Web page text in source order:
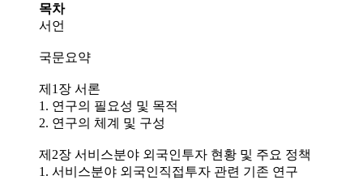
목차
서언
국문요약
제1장 서론
1. 연구의 필요성 및 목적
2. 연구의 체계 및 구성
제2장 서비스분야 외국인투자 현황 및 주요 정책
1. 서비스분야 외국인직접투자 관련 기존 연구